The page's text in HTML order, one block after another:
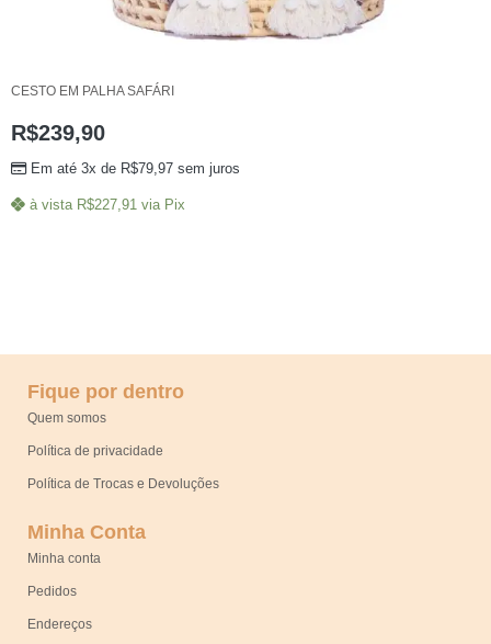
CESTO EM PALHA SAFÁRI
R$239,90
Em até 3x de R$79,97 sem juros
à vista R$227,91 via Pix
Fique por dentro
Quem somos
Política de privacidade
Política de Trocas e Devoluções
Minha Conta
Minha conta
Pedidos
Endereços